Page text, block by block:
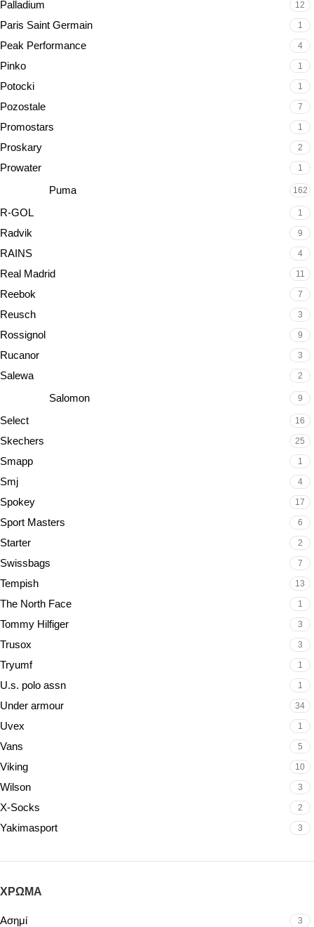
Palladium 12
Paris Saint Germain 1
Peak Performance 4
Pinko 1
Potocki 1
Pozostale 7
Promostars 1
Proskary 2
Prowater 1
Puma 162
R-GOL 1
Radvik 9
RAINS 4
Real Madrid 11
Reebok 7
Reusch 3
Rossignol 9
Rucanor 3
Salewa 2
Salomon 9
Select 16
Skechers 25
Smapp 1
Smj 4
Spokey 17
Sport Masters 6
Starter 2
Swissbags 7
Tempish 13
The North Face 1
Tommy Hilfiger 3
Trusox 3
Tryumf 1
U.s. polo assn 1
Under armour 34
Uvex 1
Vans 5
Viking 10
Wilson 3
X-Socks 2
Yakimasport 3
ΧΡΏΜΑ
Ασημί 3